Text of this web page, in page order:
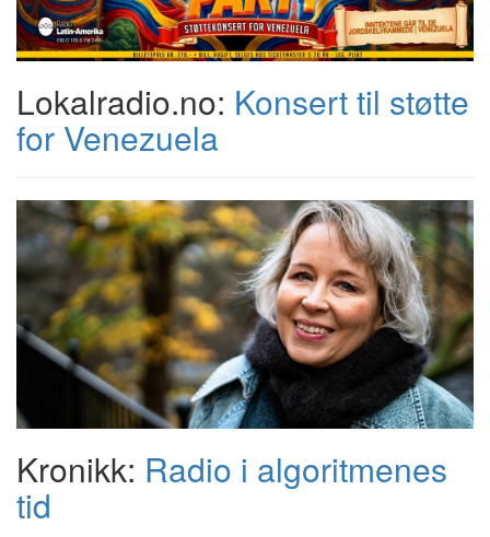
Lokalradio.no: Konsert til støtte
for Venezuela
Kronikk: Radio i algoritmenes
tid